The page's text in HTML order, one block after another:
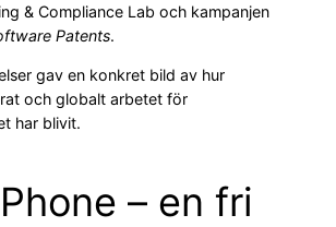
& Compliance Lab och kampanjen
Patents.
gav en konkret bild av hur
och globalt arbetet för
har blivit.
– en fri